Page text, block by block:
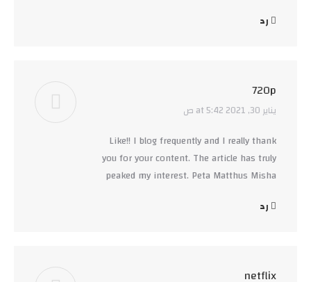
رد
720p
says:
يناير 30, 2021 at 5:42 ص
Like!! I blog frequently and I really thank
you for your content. The article has truly
peaked my interest. Peta Matthus Misha
رد
netflix